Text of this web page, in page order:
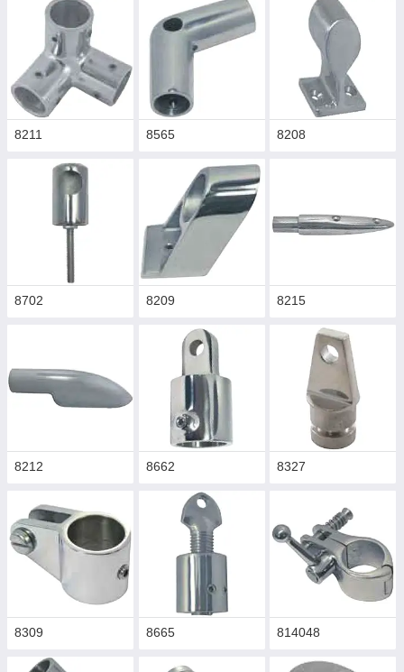
8211 8565 8208
8702 8209 8215
8212 8662 8327
8309 8665 814048